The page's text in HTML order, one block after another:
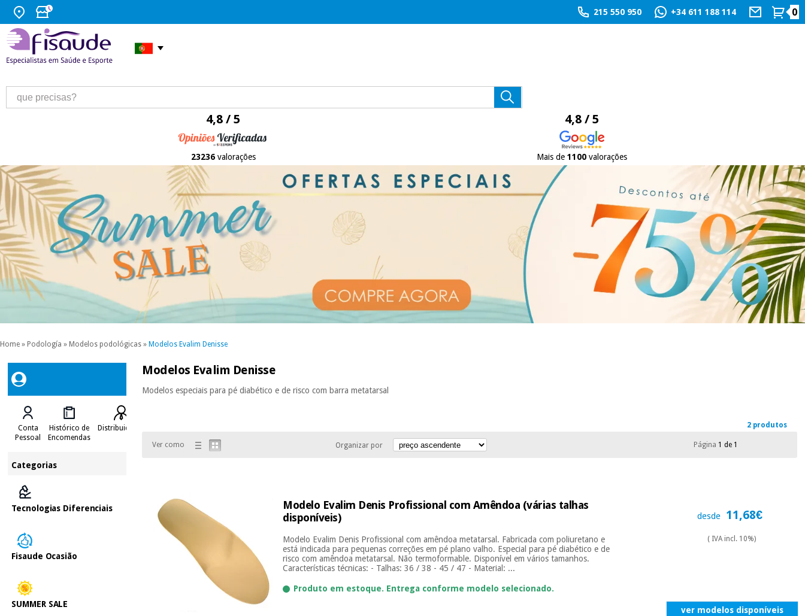
215 550 950 +34 611 188 114 0
4,8 / 5
23236valorações
4,8 / 5
Mais de 1100valorações
Home » Podología » Modelos podológicas » Modelos Evalim Denisse
Conta
Pessoal
Histórico de
Encomendas
Distribuidores
Categorias
Tecnologias Diferenciais
Fisaude Ocasião
SUMMER SALE
Modelos Evalim Denisse
Modelos especiais para pé diabético e de risco com barra metatarsal
2 produtos
Ver como Organizar por Página 1 de 1
Modelo Evalim Denis Profissional com Amêndoa (várias talhas
disponíveis)
Modelo Evalim Denis Profissional com amêndoa metatarsal. Fabricada com poliuretano e
está indicada para pequenas correções em pé plano valho. Especial para pé diabético e de
risco com amêndoa metatarsal. Não termoformable. Disponível em vários tamanhos.
Características técnicas: - Talhas: 36 / 38 - 45 / 47 - Material: ...
Produto em estoque. Entrega conforme modelo selecionado.
desde 11,68€
( IVA incl. 10%)
ver modelos disponíveis